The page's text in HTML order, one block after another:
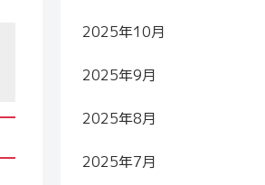
2025年10月
2025年9月
2025年8月
2025年7月